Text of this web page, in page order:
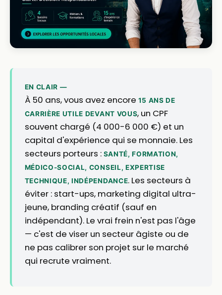
EN CLAIR —
À 50 ans, vous avez encore 15 ANS DE
CARRIÈRE UTILE DEVANT VOUS, un CPF
souvent chargé (4 000-6 000 €) et un
capital d'expérience qui se monnaie. Les
secteurs porteurs : SANTÉ, FORMATION,
MÉDICO-SOCIAL, CONSEIL, EXPERTISE
TECHNIQUE, INDÉPENDANCE. Les secteurs à
éviter : start-ups, marketing digital ultra-
jeune, branding créatif (sauf en
indépendant). Le vrai frein n'est pas l'âge
— c'est de viser un secteur âgiste ou de
ne pas calibrer son projet sur le marché
qui recrute vraiment.